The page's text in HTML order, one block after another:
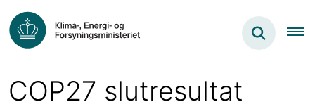
COP27 slutresultat